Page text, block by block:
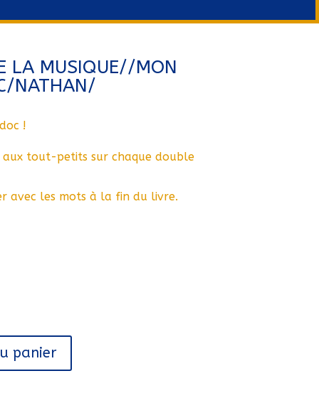
LA MUSIQUE//MON
NATHAN/
!
aux tout-petits sur chaque double
avec les mots à la fin du livre.
panier